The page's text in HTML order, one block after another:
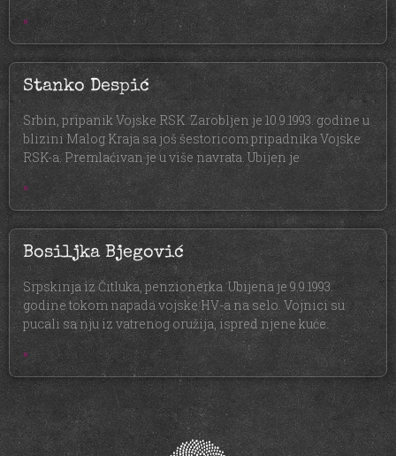
»
Stanko Despić
Srbin, pripanik Vojske RSK. Zarobljen je 10.9.1993. godine u
blizini Malog Kraja sa još šestoricom pripadnika Vojske
RSK-a. Premlaćivan je u više navrata. Ubijen je
»
Bosiljka Bjegović
Srpskinja iz Čitluka, penzionerka. Ubijena je 9.9.1993.
godine tokom napada vojske HV-a na selo. Vojnici su
pucali sa nju iz vatrenog oružija, ispred njene kuće.
»